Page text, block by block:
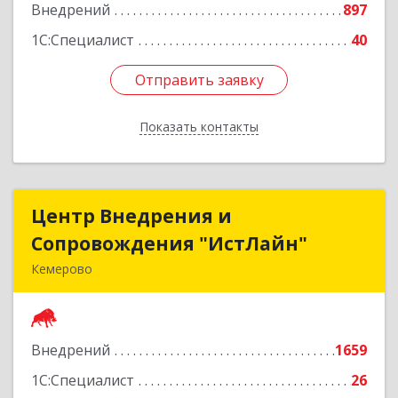
Внедрений
897
1С:Специалист
40
Отправить заявку
Показать контакты
Подробнее
Отправить заявку
Назад
Центр Внедрения и
Сопровождения "ИстЛайн"
Кемерово
Внедрений
1659
1С:Специалист
26
Центр Внедрения и
Сопровождения "ИстЛайн"
Кемеровский, Кемерово г, Мичурина ул, дом №
Подробнее